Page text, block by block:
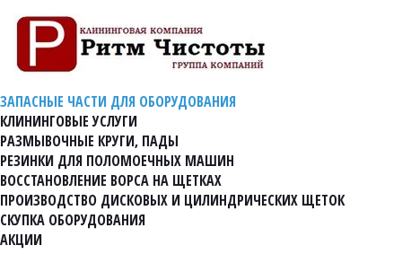
ЗАПАСНЫЕ ЧАСТИ ДЛЯ ОБОРУДОВАНИЯ
КЛИНИНГОВЫЕ УСЛУГИ
РАЗМЫВОЧНЫЕ КРУГИ, ПАДЫ
РЕЗИНКИ ДЛЯ ПОЛОМОЕЧНЫХ МАШИН
ВОССТАНОВЛЕНИЕ ВОРСА НА ЩЕТКАХ
ПРОИЗВОДСТВО ДИСКОВЫХ И ЦИЛИНДРИЧЕСКИХ ЩЕТОК
СКУПКА ОБОРУДОВАНИЯ
АКЦИИ